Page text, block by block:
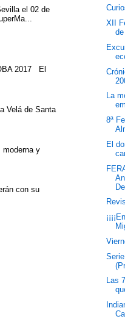
el 02 de
2017 El
Velá de Santa
moderna y
con su
XII
La
8ª
El
Las